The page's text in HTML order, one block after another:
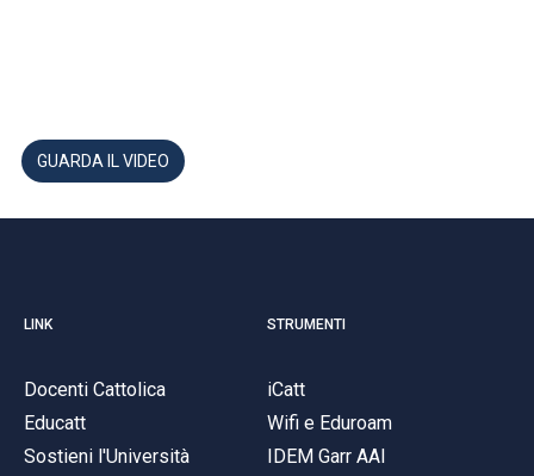
GUARDA IL VIDEO
LINK
Docenti Cattolica
Educatt
Sostieni l'Università
STRUMENTI
iCatt
Wifi e Eduroam
IDEM Garr AAI